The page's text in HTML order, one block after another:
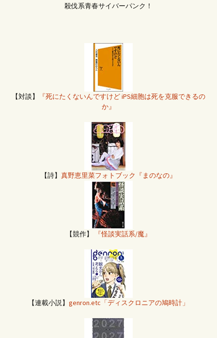
殺伐系青春サイバーパンク！
【対談】
『死にたくないんですけど iPS細胞は死を克服できるの
か』
【詩】 真野恵里菜フォトブック『まのなの』
【競作】 『怪談実話系/魔』
【連載小説】 genron.etc「ディスクロニアの鳩時計」